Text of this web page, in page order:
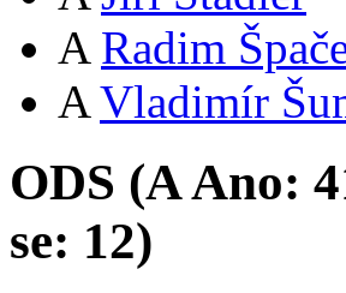
A Radim
A Vladimír
ODS (AAno:
se: 12)